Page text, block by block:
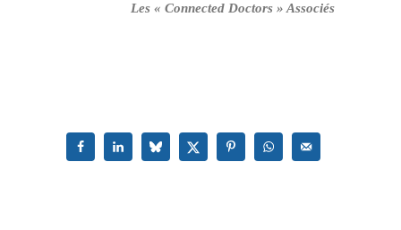
Les « Connected Doctors » Associés